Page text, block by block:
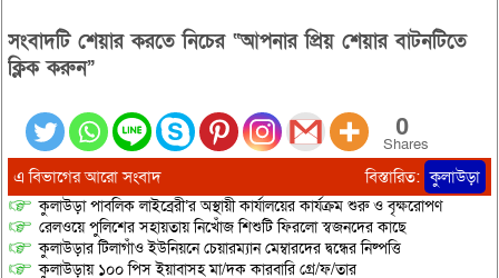
সংবাদটি শেয়ার করতে নিচের “আপনার প্রিয় শেয়ার বাটনটিতে
ক্লিক করুন”
0
Shares
এ বিভাগের আরো সংবাদ বিস্তারিত: কুলাউড়া
কুলাউড়া পাবলিক লাইব্রেরী’র অস্থায়ী কার্যালয়ের কার্যক্রম শুরু ও বৃক্ষরোপণ
রেলওয়ে পুলিশের সহায়তায় নিখোঁজ শিশুটি ফিরলো স্বজনদের কাছে
কুলাউড়ার টিলাগাঁও ইউনিয়নে চেয়ারম্যান মেম্বারদের দ্বন্ধের নিষ্পত্তি
কুলাউড়ায় ১০০ পিস ইয়াবাসহ মা/দক কারবারি গ্রে/ফ/তার